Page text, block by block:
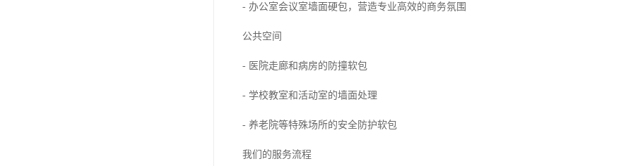
- 办公室会议室墙面硬包，营造专业高效的商务氛围
公共空间
- 医院走廊和病房的防撞软包
- 学校教室和活动室的墙面处理
- 养老院等特殊场所的安全防护软包
我们的服务流程